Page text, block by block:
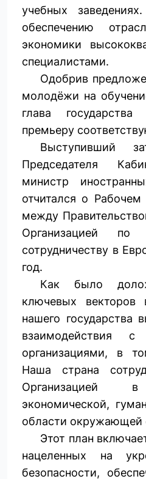
учебных
обеспечению
экономики
специалистами.
Одобрив
молодёжи на
глава
премьеру
Выступивший
Председателя
министр
отчитался о Рабочем
между
Организацией по
сотрудничеству в
год.
Как было
ключевых векторов
нашего государства
взаимодействия с
организациями, в
Наша страна
Организацией в
экономической,
области окружающей
Этот план
нацеленных на
безопасности,